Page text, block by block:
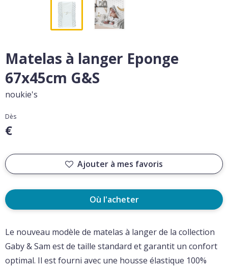
Matelas à langer Eponge
67x45cm G&S
noukie's
Dès
€
Ajouter à mes favoris
Où l'acheter
Le nouveau modèle de matelas à langer de la collection
Gaby & Sam est de taille standard et garantit un confort
optimal. Il est fourni avec une housse élastique 100%